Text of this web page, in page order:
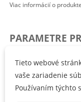
Viac informácií o
PARAMETRE
Kód produktu
Tieto webové
vaše zariadenie
Používaním týchto